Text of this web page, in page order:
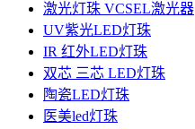
激光灯珠 VCSEL激光器
UV紫光LED灯珠
IR 红外LED灯珠
双芯 三芯 LED灯珠
陶瓷LED灯珠
医美led灯珠